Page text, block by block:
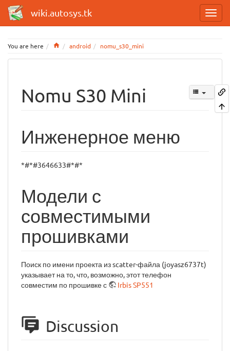
wiki.autosys.tk
You are here Homeandroid nomu_s30_mini
Nomu S30 Mini
Инженерное меню
*#*#3646633#*#*
Модели с
совместимыми
прошивками
Поиск по имени проекта из scatter-файла (joyasz6737t)
указывает на то, что, возможно, этот телефон
совместим по прошивке с
Irbis SP551
Discussion